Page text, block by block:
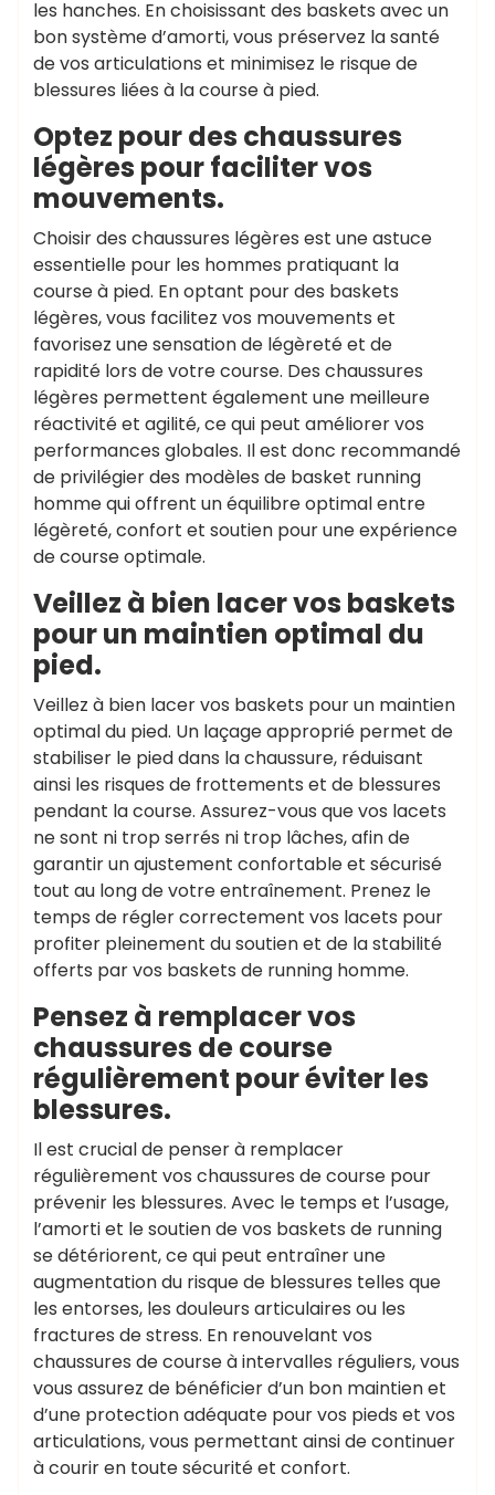
les hanches. En choisissant des baskets avec un
bon système d’amorti, vous préservez la santé
de vos articulations et minimisez le risque de
blessures liées à la course à pied.
Optez pour des chaussures
légères pour faciliter vos
mouvements.
Choisir des chaussures légères est une astuce
essentielle pour les hommes pratiquant la
course à pied. En optant pour des baskets
légères, vous facilitez vos mouvements et
favorisez une sensation de légèreté et de
rapidité lors de votre course. Des chaussures
légères permettent également une meilleure
réactivité et agilité, ce qui peut améliorer vos
performances globales. Il est donc recommandé
de privilégier des modèles de basket running
homme qui offrent un équilibre optimal entre
légèreté, confort et soutien pour une expérience
de course optimale.
Veillez à bien lacer vos baskets
pour un maintien optimal du
pied.
Veillez à bien lacer vos baskets pour un maintien
optimal du pied. Un laçage approprié permet de
stabiliser le pied dans la chaussure, réduisant
ainsi les risques de frottements et de blessures
pendant la course. Assurez-vous que vos lacets
ne sont ni trop serrés ni trop lâches, afin de
garantir un ajustement confortable et sécurisé
tout au long de votre entraînement. Prenez le
temps de régler correctement vos lacets pour
profiter pleinement du soutien et de la stabilité
offerts par vos baskets de running homme.
Pensez à remplacer vos
chaussures de course
régulièrement pour éviter les
blessures.
Il est crucial de penser à remplacer
régulièrement vos chaussures de course pour
prévenir les blessures. Avec le temps et l’usage,
l’amorti et le soutien de vos baskets de running
se détériorent, ce qui peut entraîner une
augmentation du risque de blessures telles que
les entorses, les douleurs articulaires ou les
fractures de stress. En renouvelant vos
chaussures de course à intervalles réguliers, vous
vous assurez de bénéficier d’un bon maintien et
d’une protection adéquate pour vos pieds et vos
articulations, vous permettant ainsi de continuer
à courir en toute sécurité et confort.